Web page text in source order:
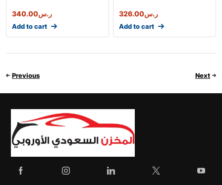
ر.س340.00
Add to cart
ر.س326.00
Add to cart
Previous Next